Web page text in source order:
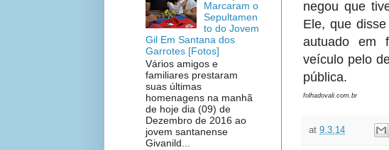
negou que
Ele, que
autuado em
veículo pelo
pública.
folhadovali.com.br
at 9.3.14
Marcaram o
Sepultamen
to do Jovem
Gil Em Santana dos
Garrotes [Fotos]
Vários amigos e
familiares prestaram
suas últimas
homenagens na manhã
de hoje dia (09) de
Dezembro de 2016 ao
jovem santanense
Givanild...